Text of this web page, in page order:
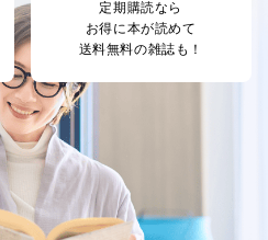
定期購読なら
お得に本が読めて
送料無料の雑誌も！